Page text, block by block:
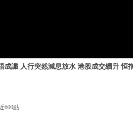
成讖 人行突然減息放水 港股成交續升 恒
600點